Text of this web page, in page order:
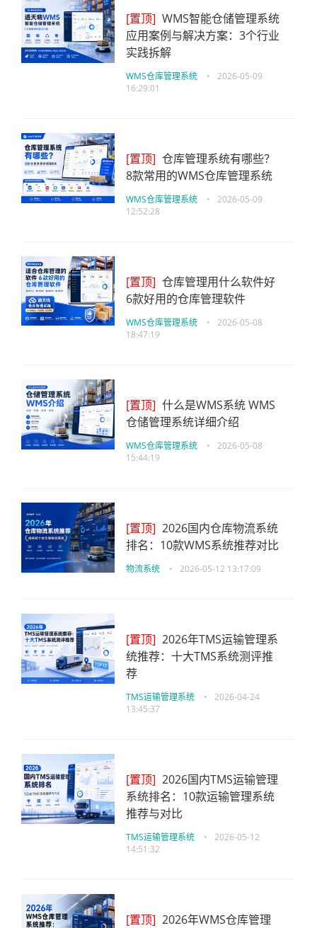
[置顶] WMS智能仓储管理系统
应用案例与解决方案：3个行业
实践拆解
WMS仓库管理系统 •
2026-05-09
16:29:01
[置顶] 仓库管理系统有哪些？
8款常用的WMS仓库管理系统
WMS仓库管理系统 •
2026-05-09
12:52:28
[置顶] 仓库管理用什么软件好
6款好用的仓库管理软件
WMS仓库管理系统 •
2026-05-08
18:47:19
[置顶] 什么是WMS系统 WMS
仓储管理系统详细介绍
WMS仓库管理系统 •
2026-05-08
15:44:19
[置顶] 2026国内仓库物流系统
排名：10款WMS系统推荐对比
物流系统 • 2026-05-12 13:17:09
[置顶] 2026年TMS运输管理系
统推荐：十大TMS系统测评推
荐
TMS运输管理系统 •
2026-04-24
13:45:37
[置顶] 2026国内TMS运输管理
系统排名：10款运输管理系统
推荐与对比
TMS运输管理系统 •
2026-05-12
14:51:32
[置顶] 2026年WMS仓库管理